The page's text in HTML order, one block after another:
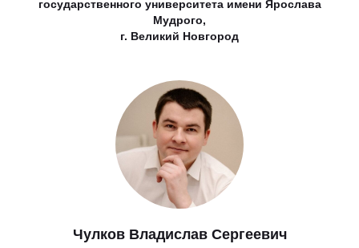
государственного университета имени Ярослава
Мудрого,
г. Великий Новгород
Чулков Владислав Сергеевич